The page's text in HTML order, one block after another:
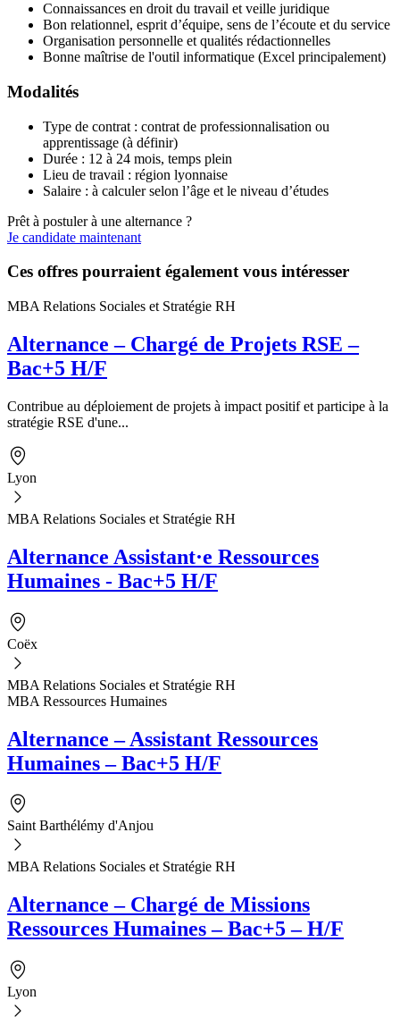
Connaissances en droit du travail et veille juridique
Bon relationnel, esprit d’équipe, sens de l’écoute et du service
Organisation personnelle et qualités rédactionnelles
Bonne maîtrise de l'outil informatique (Excel principalement)
Modalités
Type de contrat : contrat de professionnalisation ou
apprentissage (à définir)
Durée : 12 à 24 mois, temps plein
Lieu de travail : région lyonnaise
Salaire : à calculer selon l’âge et le niveau d’études
Prêt à postuler à une alternance ?
Je candidate maintenant
Ces offres pourraient également vous intéresser
MBA Relations Sociales et Stratégie RH
Alternance – Chargé de Projets RSE –
Bac+5 H/F
Contribue au déploiement de projets à impact positif et participe à la
stratégie RSE d'une...
Lyon
MBA Relations Sociales et Stratégie RH
Alternance Assistant·e Ressources
Humaines - Bac+5 H/F
Coëx
MBA Relations Sociales et Stratégie RH
MBA Ressources Humaines
Alternance – Assistant Ressources
Humaines – Bac+5 H/F
Saint Barthélémy d'Anjou
MBA Relations Sociales et Stratégie RH
Alternance – Chargé de Missions
Ressources Humaines – Bac+5 – H/F
Lyon